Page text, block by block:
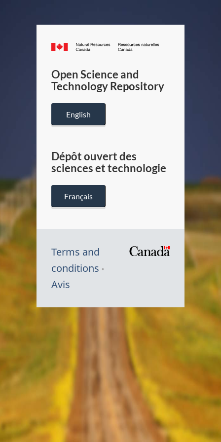
Canada.ca
/
Canada
Open Science and
Technology Repository
English
Dépôt ouvert des
sciences et technologie
Français
Terms and
conditions
Avis
Symbole
Canada